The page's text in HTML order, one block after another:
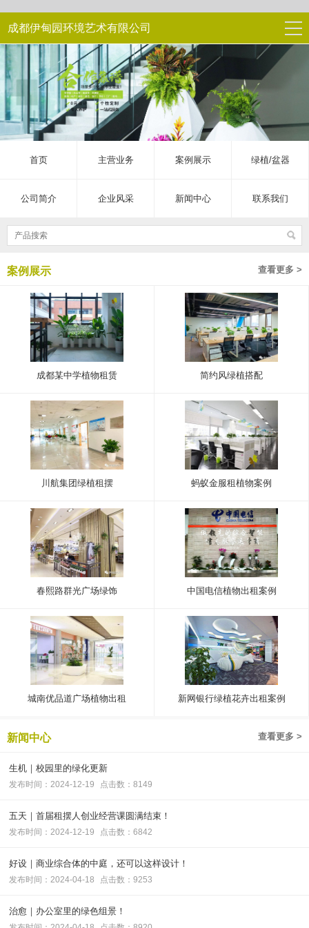
成都伊甸园环境艺术有限公司
首页 主营业务 案例展示 绿植/盆器
公司简介 企业风采 新闻中心 联系我们
查看更多 >
案例展示
成都某中学植物租赁 简约风绿植搭配
川航集团绿植租摆 蚂蚁金服租植物案例
春熙路群光广场绿饰 中国电信植物出租案例
城南优品道广场植物出租 新网银行绿植花卉出租案例
查看更多 >
新闻中心
生机｜校园里的绿化更新
发布时间：2024-12-19 点击数：8149
五天｜首届租摆人创业经营课圆满结束！
发布时间：2024-12-19 点击数：6842
好设｜商业综合体的中庭，还可以这样设计！
发布时间：2024-04-18 点击数：9253
治愈｜办公室里的绿色组景！